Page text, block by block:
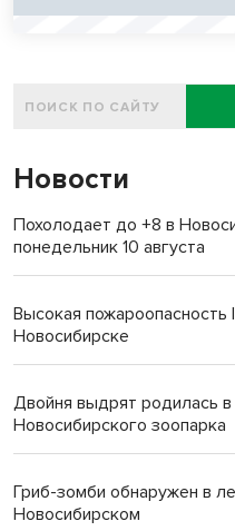
Новости
Похолодает до +8 в
понедельник 10 августа
Высокая пожароопасность
Новосибирске
Двойня выдрят родилась в
Новосибирского зоопарка
Гриб-зомби обнаружен в
Новосибирском